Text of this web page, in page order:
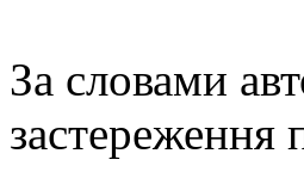
За словами
застереження